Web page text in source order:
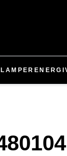
LAMPER ENERGI